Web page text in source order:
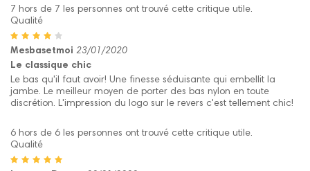
7 hors de 7 les personnes ont trouvé cette critique utile.
Qualité
Mesbasetmoi 23/01/2020
Le classique chic
Le bas qu'il faut avoir! Une finesse séduisante qui embellit la
jambe. Le meilleur moyen de porter des bas nylon en toute
discrétion. L'impression du logo sur le revers c'est tellement chic!
6 hors de 6 les personnes ont trouvé cette critique utile.
Qualité